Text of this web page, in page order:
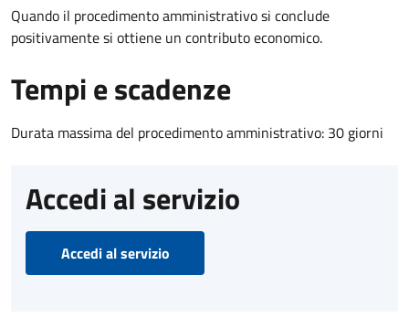
Quando il procedimento amministrativo si conclude
positivamente si ottiene un contributo economico.
Tempi e scadenze
Durata massima del procedimento amministrativo: 30 giorni
Accedi al servizio
Accedi al servizio